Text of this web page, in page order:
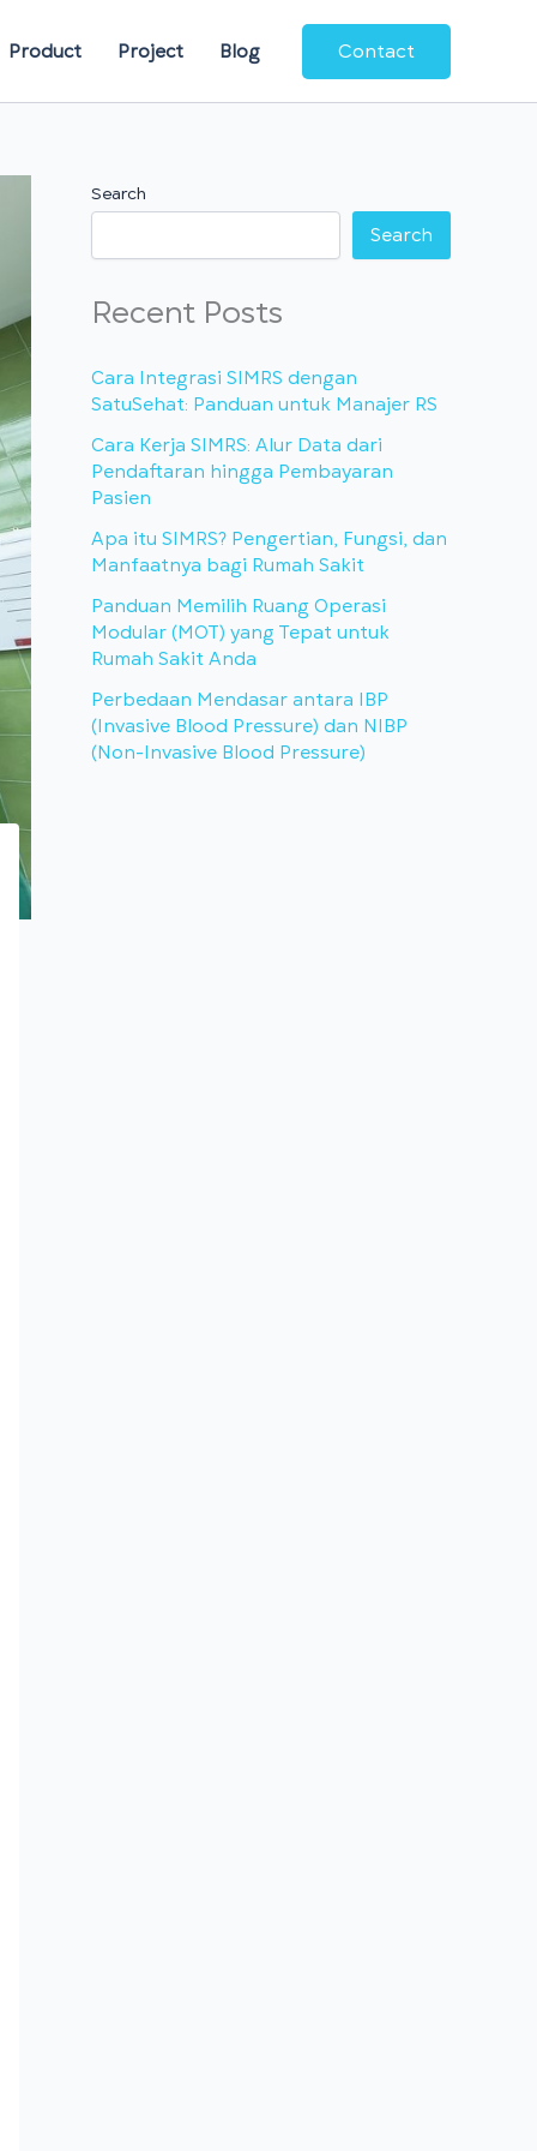
Product Project Blog Contact
Search
Search
Recent Posts
Cara Integrasi SIMRS dengan
SatuSehat: Panduan untuk Manajer RS
Cara Kerja SIMRS: Alur Data dari
Pendaftaran hingga Pembayaran
Pasien
Apa itu SIMRS? Pengertian, Fungsi, dan
Manfaatnya bagi Rumah Sakit
Panduan Memilih Ruang Operasi
Modular (MOT) yang Tepat untuk
Rumah Sakit Anda
Perbedaan Mendasar antara IBP
(Invasive Blood Pressure) dan NIBP
(Non-Invasive Blood Pressure)